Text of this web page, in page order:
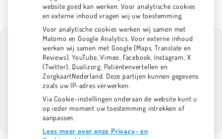
U heeft geen toestemming gegeven voor
externe inhoud
die nodig is om dit te
Cookie-instellingen wijzigen
website goed kan werken. Voor analytische cookies
en externe inhoud vragen wij uw toestemming.
Voor analytische cookies werken wij samen met
Matomo en Google Analytics. Voor externe inhoud
werken wij samen met Google (Maps, Translate en
Reviews), YouTube, Vimeo, Facebook, Instagram, X
(Twitter), Qualizorg, Patiëntenvertellen en
ZorgkaartNederland. Deze partijen kunnen gegevens
zoals uw IP-adres verwerken.
Via Cookie-instellingen onderaan de website kunt u
op ieder moment uw toestemming intrekken of
aanpassen.
Lees meer over onze Privacy- en